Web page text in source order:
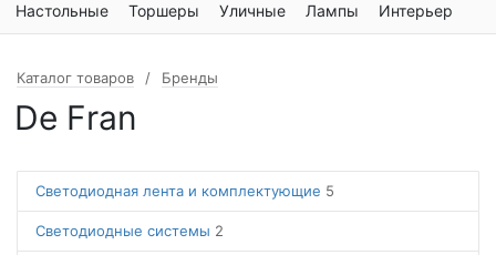
Настольные Торшеры Уличные Лампы Интерьер
Каталог товаров Бренды
De Fran
Светодиодная лента и комплектующие 5
Светодиодные системы 2